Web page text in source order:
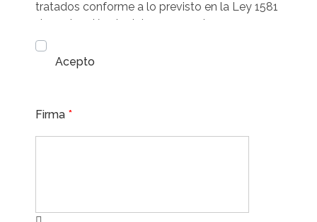
tratados conforme a lo previsto en la Ley 1581
de protección de datos personales
Acepto
Firma *